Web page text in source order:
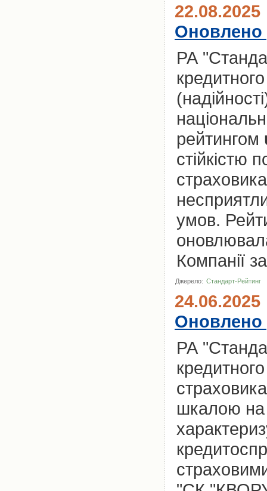
22.08.2025
Оновлено
РА
рейтингом
стійкістю
умов.
Компанії
Джерело: Стандарт-Рейтинг
24.06.2025
РА
шкалою на